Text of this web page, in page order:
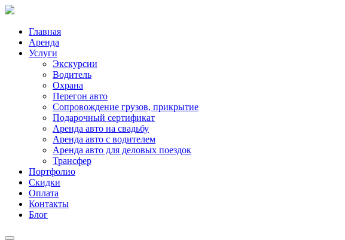
Главная
Аренда
Услуги
Экскурсии
Водитель
Охрана
Перегон авто
Сопровождение грузов, прикрытие
Подарочный сертификат
Аренда авто на свадьбу
Аренда авто с водителем
Аренда авто для деловых поездок
Трансфер
Портфолио
Скидки
Оплата
Контакты
Блог